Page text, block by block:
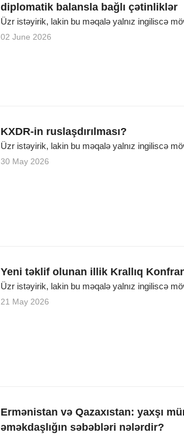
diplomatik balansla bağlı çətinliklər
Üzr istəyirik, lakin bu məqalə yalnız ingiliscə
02 June 2026
KXDR-in ruslaşdırılması?
Üzr istəyirik, lakin bu məqalə yalnız ingiliscə
30 May 2026
Yeni təklif olunan illik Krallıq
Üzr istəyirik, lakin bu məqalə yalnız ingiliscə
21 May 2026
Ermənistan və Qazaxıstan: yaxşı
əməkdaşlığın səbəbləri nələrdir?